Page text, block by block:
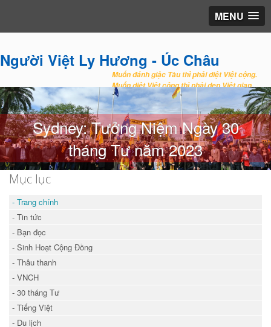
MENU
Người Việt Ly Hương - Úc Châu
Muốn đánh giặc Tàu thì phải diệt Việt cộng.
Muốn diệt Việt cộng thì phải dẹp Việt gian.
Sydney: Tưởng Niệm Ngày 30
tháng Tư năm 2023
Mục lục
- Trang chính
- Tin tức
- Bạn đọc
- Sinh Hoạt Cộng Đồng
- Thâu thanh
- VNCH
- 30 tháng Tư
- Tiếng Việt
- Du lịch